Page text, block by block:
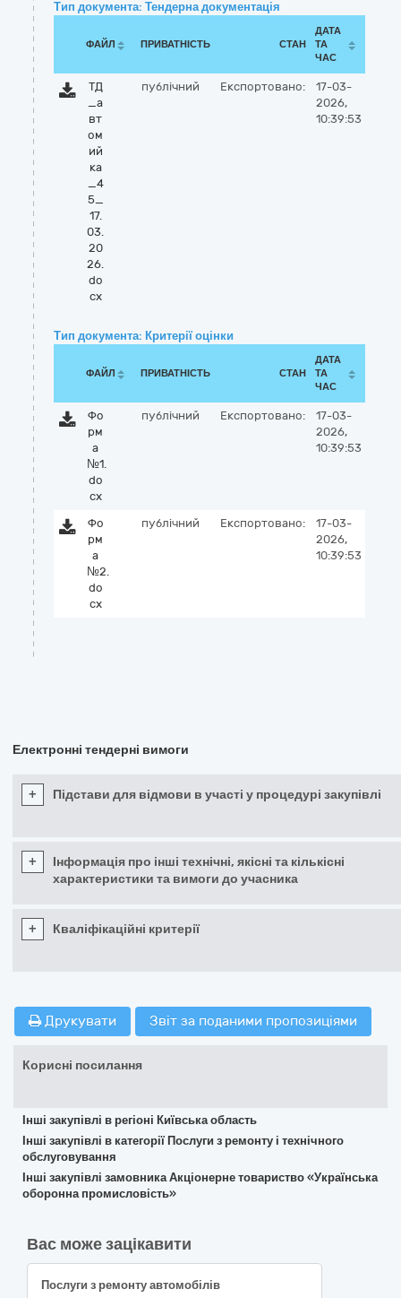
Тип документа: Тендерна документація
ФАЙЛ ПРИВАТНІСТЬ СТАН
ДАТА
ТА
ЧАС
ТД
_а
вт
ом
ий
ка
_4
5_
17.
03.
20
26.
do
cx
публічний Експортовано:
17-03-
2026,
10:39:53
Тип документа: Критерії оцінки
ФАЙЛ ПРИВАТНІСТЬ СТАН
ДАТА
ТА
ЧАС
Фо
рм
а
№1.
do
cx
публічний Експортовано:
17-03-
2026,
10:39:53
Фо
рм
а
№2.
do
cx
публічний Експортовано:
17-03-
2026,
10:39:53
Електронні тендерні вимоги
+ Підстави для відмови в участі у процедурі закупівлі
+
Інформація про інші технічні, якісні та кількісні
характеристики та вимоги до учасника
+ Кваліфікаційні критерії
Друкувати Звіт за поданими пропозиціями
Корисні посилання
Інші закупівлі в регіоні Київська область
Інші закупівлі в категорії Послуги з ремонту і технічного
обслуговування
Інші закупівлі замовника Акціонерне товариство «Українська
оборонна промисловість»
Вас може зацікавити
Послуги з ремонту автомобілів